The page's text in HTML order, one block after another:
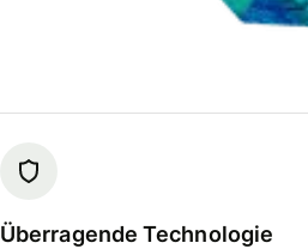
Überragende Technologie